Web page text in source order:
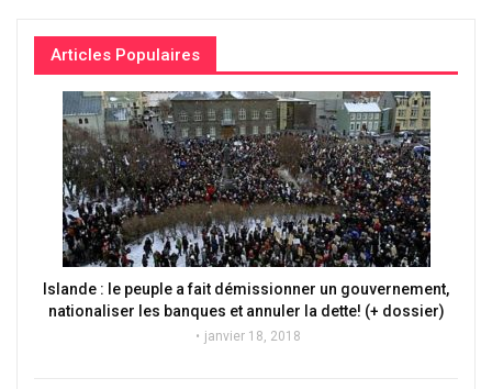
Articles Populaires
Islande : le peuple a fait démissionner un gouvernement,
nationaliser les banques et annuler la dette! (+ dossier)
janvier 18, 2018